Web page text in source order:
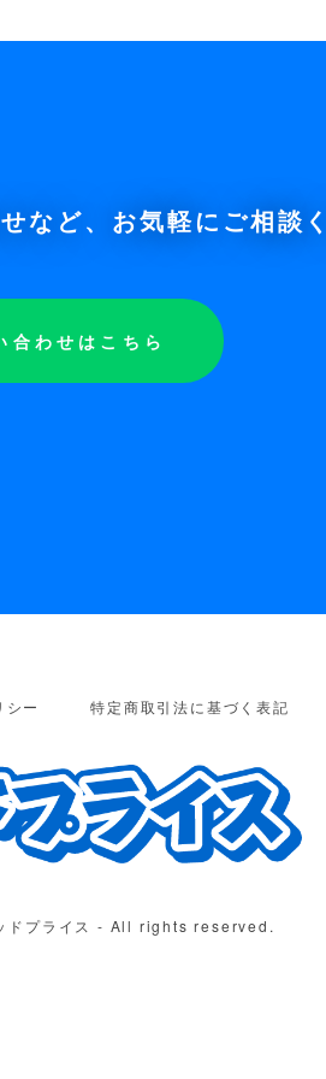
など、お気軽にご相談
合わせはこちら
シー 特定商取引法に基づく表記
プライス - All rights reserved.